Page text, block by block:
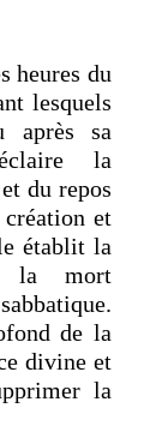
heures du
lesquels
après sa
la
du repos
et
établit la
la mort
de la
divine et
la